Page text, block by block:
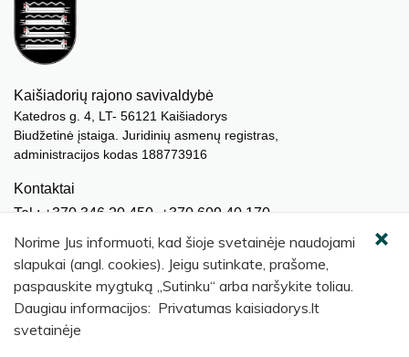
Kaišiadorių rajono savivaldybė
Katedros g. 4, LT- 56121 Kaišiadorys
Biudžetinė įstaiga. Juridinių asmenų registras,
administracijos kodas 188773916
Kontaktai
Tel.: +370 346 20 450, +370 609 40 170
El. paštas.: meras@kaisiadorys.lt
dokumentai@kaisiadorys.lt
Naujienų prenumerata
Norime Jus informuoti, kad šioje svetainėje naudojami
slapukai (angl. cookies). Jeigu sutinkate, prašome,
paspauskite mygtuką „Sutinku“ arba naršykite toliau.
Daugiau informacijos: Privatumas kaisiadorys.lt
svetainėje